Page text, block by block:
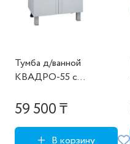
Тумба д/ванной
КВАДРО-55 с
59 500 ₸
В корзину